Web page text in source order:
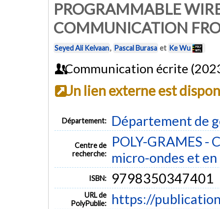
PROGRAMMABLE
COMMUNICATION
Seyed Ali Keivaan, Pascal Burasa et Ke Wu
Communication écrite
Un lien externe est
Département: Département de
Centre de
recherche:
POLY-GRAMES -
micro-ondes et
ISBN: 9798350347401
URL de
PolyPublie:
https://